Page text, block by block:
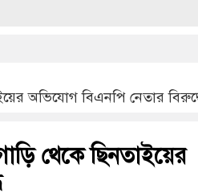
অভিযোগ বিএনপি নেতার
থেকে ছিনতাইয়ের